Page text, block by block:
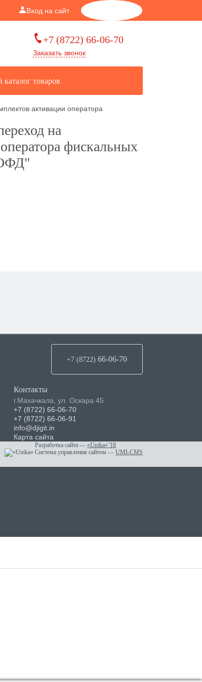
Вход на сайт
+7 (8722) 66-06-70
Заказать звонок
товаров
активации оператора
на
фискальных
+7 (8722) 66-06-70
Контакты
г.Махачкала ул. Оскара 45
+7 (8722) 66-06-70
+7 (8722) 66-06-91
info@djigit.in
Карта сайта
Разработка сайта — «Unika»’18
Система управления сайтом — UMI-CMS